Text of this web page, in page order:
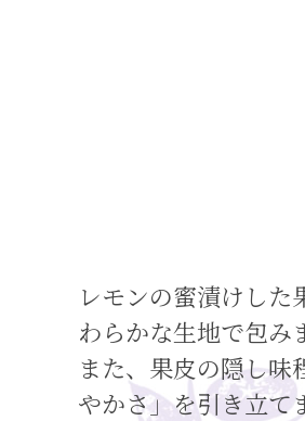
レモンの蜜漬けし
わらかな生地で包み
また、果皮の隠し味
やかさ」を引き立て